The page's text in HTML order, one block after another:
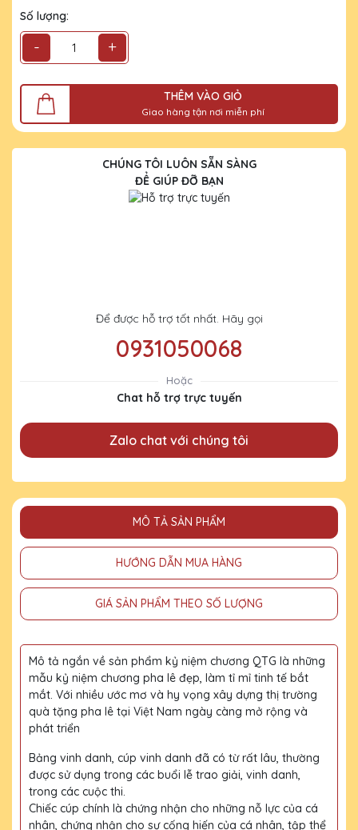
Số lượng:
- +
THÊM VÀO GIỎ
Giao hàng tận nơi miễn phí
CHÚNG TÔI LUÔN SẴN SÀNG
ĐỂ GIÚP ĐỠ BẠN
Để được hỗ trợ tốt nhất. Hãy gọi
0931050068
Hoặc
Chat hỗ trợ trực tuyến
Zalo chat với chúng tôi
MÔ TẢ SẢN PHẨM
HƯỚNG DẪN MUA HÀNG
GIÁ SẢN PHẨM THEO SỐ LƯỢNG
Mô tả ngắn về sản phẩm kỷ niệm chương QTG là những
mẫu kỷ niệm chương pha lê đẹp, làm tỉ mỉ tinh tế bắt
mắt. Với nhiều ước mơ và hy vọng xây dựng thị trường
quà tặng pha lê tại Việt Nam ngày càng mở rộng và
phát triển
Bảng vinh danh, cúp vinh danh đã có từ rất lâu, thường
được sử dụng trong các buổi lễ trao giải, vinh danh,
trong các cuộc thi.
Chiếc cúp chính là chứng nhận cho những nỗ lực của cá
nhân, chứng nhận cho sự cống hiến của cá nhân, tập thể